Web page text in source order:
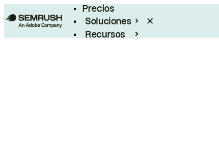
Precios
Soluciones
Recursos